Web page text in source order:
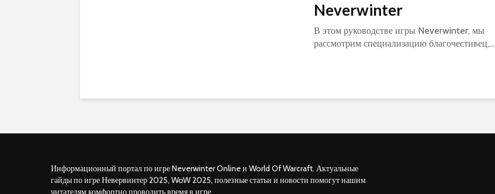
Neverwinter
В этом руководстве игры Neverwinter, мы
рассмотрим специализацию благочестивец,...
Информационный портал по игре Neverwinter Online и World Of Warcraft. Актуальные
гайды по игре Невервинтер 2025, WoW 2025, полезные статьи и новости помогут нашим
читателям комфортно проводить время в игре.